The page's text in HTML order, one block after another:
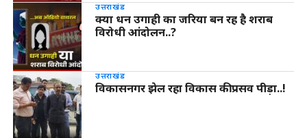
उत्तराखंड
क्या धन उगाही का जरिया बन रह है शराब
विरोधी आंदोलन..?
उत्तराखंड
विकासनगर झेल रहा विकास की प्रसव पीड़ा..!